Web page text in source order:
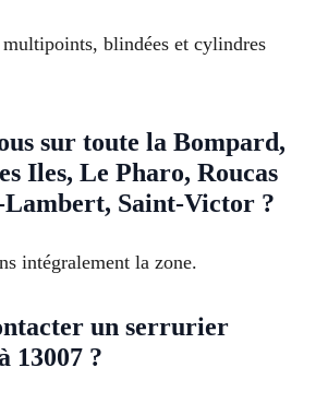
multipoints, blindées et cylindres
sur toute la Bompard,
Iles, Le Pharo, Roucas
Lambert, Saint-Victor ?
intégralement la zone.
un serrurier
13007 ?